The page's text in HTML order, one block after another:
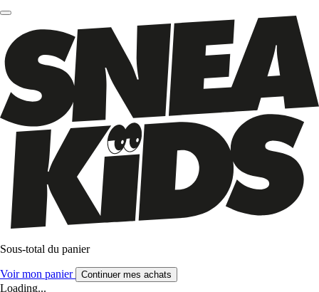
Sous-total du panier
Voir mon panier Continuer mes achats
Loading...